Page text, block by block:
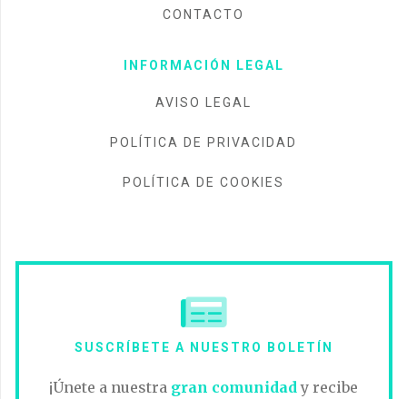
CONTACTO
INFORMACIÓN LEGAL
AVISO LEGAL
POLÍTICA DE PRIVACIDAD
POLÍTICA DE COOKIES
SUSCRÍBETE A NUESTRO BOLETÍN
¡Únete a nuestra gran comunidady recibe